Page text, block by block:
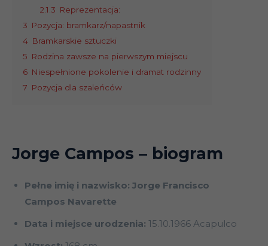
2.1.3 Reprezentacja:
3 Pozycja: bramkarz/napastnik
4 Bramkarskie sztuczki
5 Rodzina zawsze na pierwszym miejscu
6 Niespełnione pokolenie i dramat rodzinny
7 Pozycja dla szaleńców
Jorge Campos – biogram
Pełne imię i nazwisko: Jorge Francisco
Campos Navarette
Data i miejsce urodzenia: 15.10.1966 Acapulco